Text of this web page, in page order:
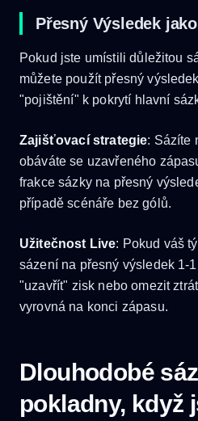
Přesný Výsledek
Pokud jste umístili důležitou
můžete použít přesný
"pojištění" k pokrytí hlavní
Zajišťovací strategie: Sázíte
obáváte se uzavřeného
frakce sázky na přesný
případě scénáře bez gólů.
Užitečnost Live: Pokud váš
sázení na přesný výsledek 1-
"uzavřít" zisk nebo omezit
vyrovná na konci zápasu.
Dlouhodobé
pokladny, když